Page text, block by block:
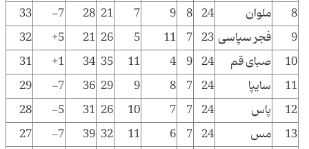
8
ملوان 24
8
9
7
21
28
7-
33
9
فجر سپاسی 23
7
11
5
26
21
5+
32
10
صبای قم 24
9
4
11
35
34
1+
31
11
سایپا 24
7
8
9
29
36
7-
29
12
پاس 24
7
7
10
26
31
5-
28
13
مس 24
7
6
11
32
39
7-
27